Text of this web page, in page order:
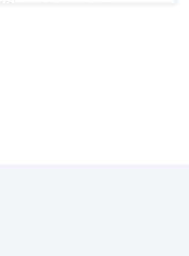
VMAT). Это
лучевую
различных
забрюшинное